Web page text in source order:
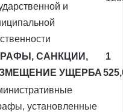
и
САНКЦИИ,
УЩЕРБА
1
установленные